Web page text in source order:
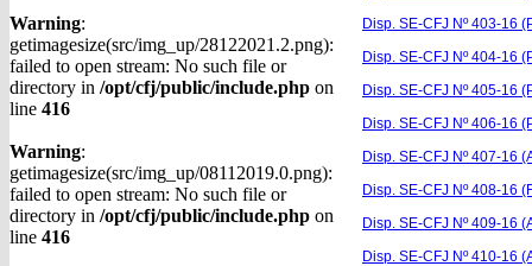
Warning:
getimagesize(src/img_up/28122021.2.png):
failed to open stream: No such file or
directory in /opt/cfj/public/include.php on
line 416
Warning:
getimagesize(src/img_up/08112019.0.png):
failed to open stream: No such file or
directory in /opt/cfj/public/include.php on
line 416
Disp. SE-CFJ Nº 403-16
Disp. SE-CFJ Nº 404-16
Disp. SE-CFJ Nº 405-16
Disp. SE-CFJ Nº 406-16
Disp. SE-CFJ Nº 407-16
Disp. SE-CFJ Nº 408-16
Disp. SE-CFJ Nº 409-16
Disp. SE-CFJ Nº 410-16